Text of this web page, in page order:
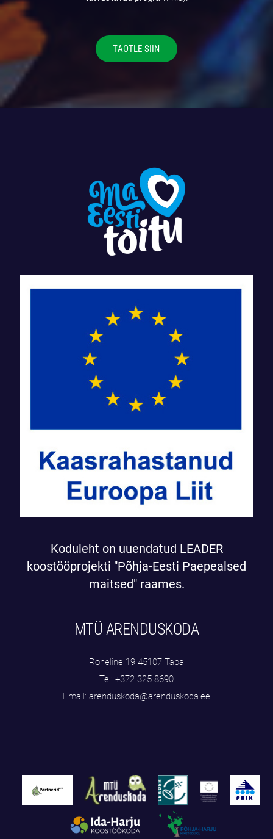
TAOTLE SIIN
Koduleht on uuendatud LEADER
koostööprojekti "Põhja-Eesti Paepealsed
maitsed" raames.
MTÜ ARENDUSKODA
Roheline 19 45107 Tapa
Tel: +372 325 8690
Email: arenduskoda@arenduskoda.ee